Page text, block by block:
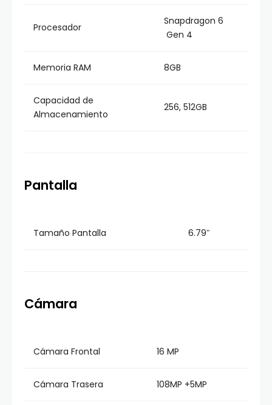
Procesador
Snapdragon 6
Gen 4
Memoria RAM 8GB
Capacidad de
Almacenamiento
256, 512GB
Pantalla
Tamaño Pantalla 6.79″
Cámara
Cámara Frontal 16 MP
Cámara Trasera 108MP +5MP